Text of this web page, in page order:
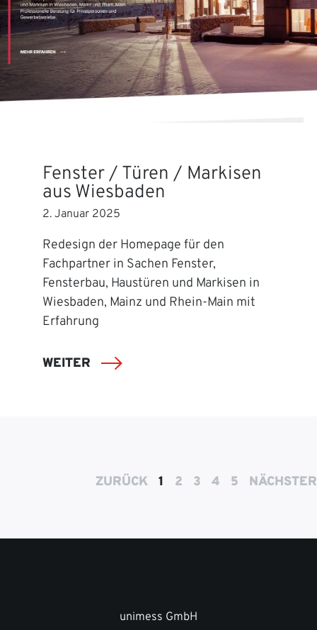
Fenster / Türen / Markisen
aus Wiesbaden
2. Januar 2025
Redesign der Homepage für den
Fachpartner in Sachen Fenster,
Fensterbau, Haustüren und Markisen in
Wiesbaden, Mainz und Rhein-Main mit
Erfahrung
WEITER
ZURÜCK 1 2 3 4 5 NÄCHSTER
unimess GmbH